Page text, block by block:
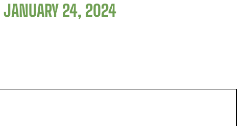
JANUARY 24, 2024